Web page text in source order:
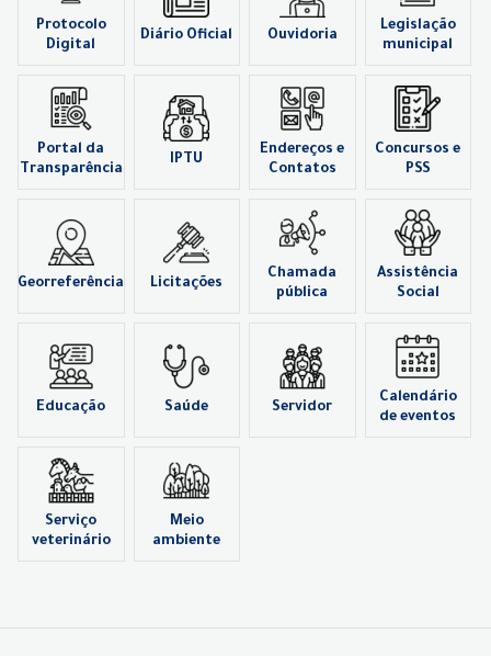
Protocolo
Digital
Diário Oficial Ouvidoria
Legislação
municipal
Portal da
Transparência
IPTU
Endereços e
Contatos
Concursos e
PSS
Georreferência Licitações
Chamada
pública
Assistência
Social
Educação Saúde Servidor
Calendário
de eventos
Serviço
veterinário
Meio
ambiente